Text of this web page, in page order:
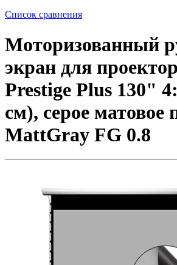
Список сравнения
Моторизованный
экран для
Prestige Plus 130"
см), серое матовое
MattGray FG 0.8